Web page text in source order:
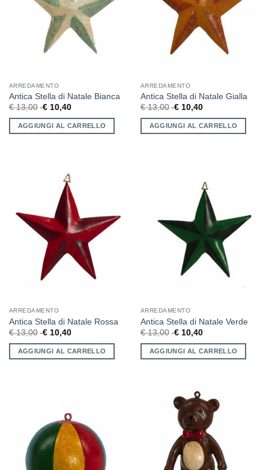
ARREDAMENTO
Antica Stella di Natale Bianca
€13,00 €10,40
AGGIUNGI AL CARRELLO
ARREDAMENTO
Antica Stella di Natale Gialla
€13,00 €10,40
AGGIUNGI AL CARRELLO
ARREDAMENTO
Antica Stella di Natale Rossa
€13,00 €10,40
AGGIUNGI AL CARRELLO
ARREDAMENTO
Antica Stella di Natale Verde
€13,00 €10,40
AGGIUNGI AL CARRELLO